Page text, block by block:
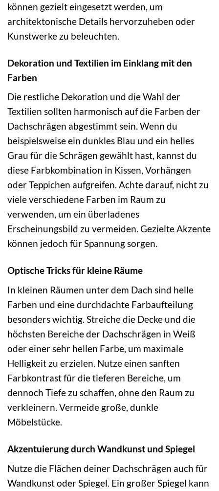
können gezielt eingesetzt werden, um
architektonische Details hervorzuheben oder
Kunstwerke zu beleuchten.
Dekoration und Textilien im Einklang mit den
Farben
Die restliche Dekoration und die Wahl der
Textilien sollten harmonisch auf die Farben der
Dachschrägen abgestimmt sein. Wenn du
beispielsweise ein dunkles Blau und ein helles
Grau für die Schrägen gewählt hast, kannst du
diese Farbkombination in Kissen, Vorhängen
oder Teppichen aufgreifen. Achte darauf, nicht zu
viele verschiedene Farben im Raum zu
verwenden, um ein überladenes
Erscheinungsbild zu vermeiden. Gezielte Akzente
können jedoch für Spannung sorgen.
Optische Tricks für kleine Räume
In kleinen Räumen unter dem Dach sind helle
Farben und eine durchdachte Farbaufteilung
besonders wichtig. Streiche die Decke und die
höchsten Bereiche der Dachschrägen in Weiß
oder einer sehr hellen Farbe, um maximale
Helligkeit zu erzielen. Nutze einen sanften
Farbkontrast für die tieferen Bereiche, um
dennoch Tiefe zu schaffen, ohne den Raum zu
verkleinern. Vermeide große, dunkle
Möbelstücke.
Akzentuierung durch Wandkunst und Spiegel
Nutze die Flächen deiner Dachschrägen auch für
Wandkunst oder Spiegel. Ein großer Spiegel kann